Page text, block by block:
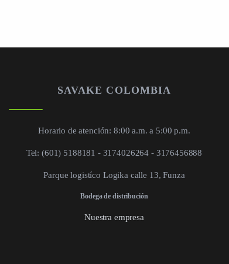
SAVAKE COLOMBIA
Horario de atención: 8:00 a.m. a 5:00 p.m.
Tel: (601) 5188181 - 3174026264 - 3176456888
Parque logistíco Logika calle 13, Funza
Bodega de distribución
Nuestra empresa